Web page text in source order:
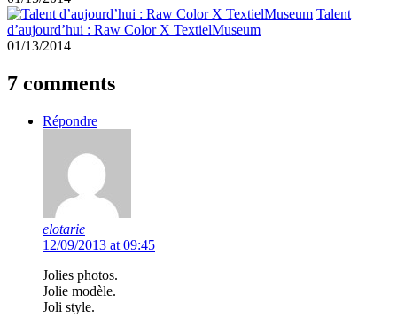
Talent
d’aujourd’hui : Raw Color X TextielMuseum
01/13/2014
7 comments
Répondre
elotarie
12/09/2013 at 09:45
Jolies photos.
Jolie modèle.
Joli style.